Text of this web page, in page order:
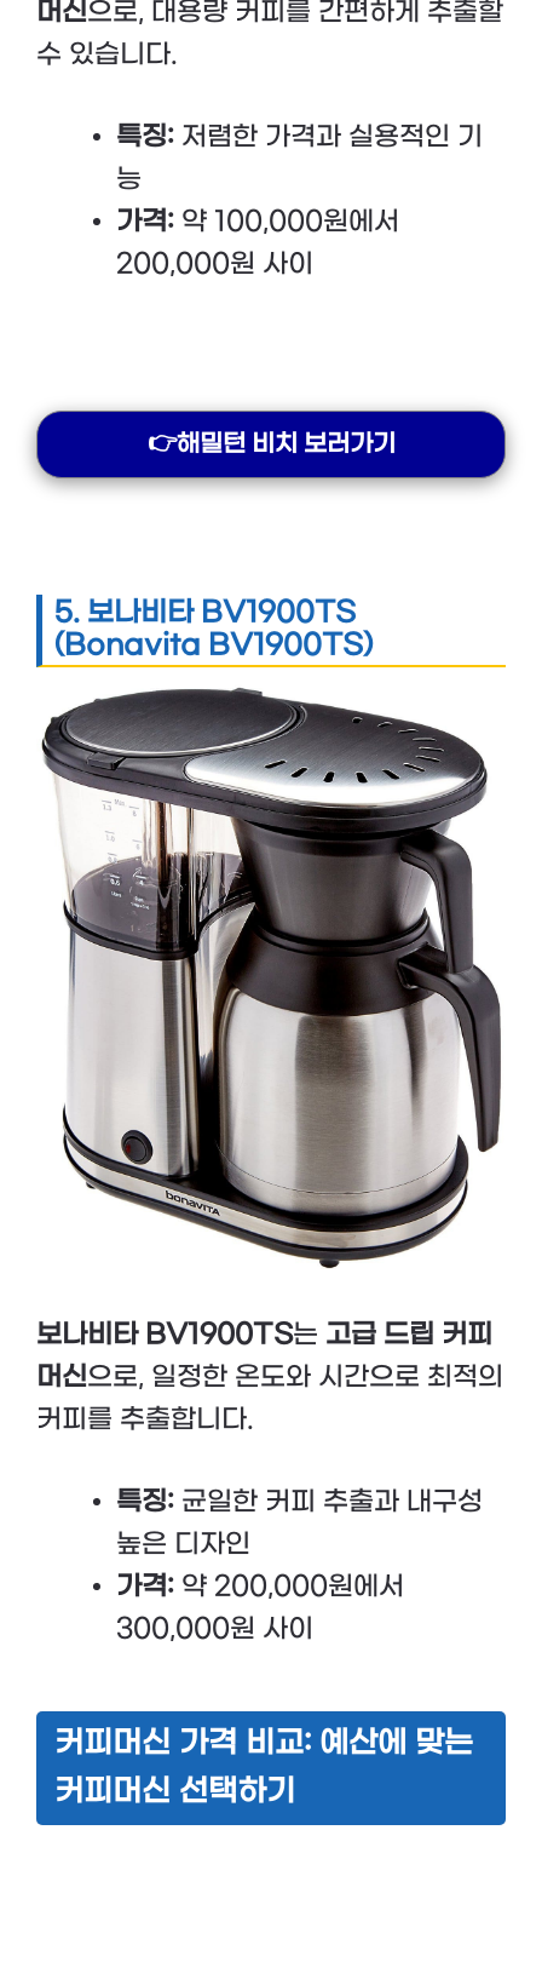
머신으로, 대용량 커피를 간편하게 추출할
수 있습니다.
특징: 저렴한 가격과 실용적인 기
능
가격: 약 100,000원에서
200,000원 사이
👉해밀턴 비치 보러가기
5. 보나비타 BV1900TS
(Bonavita BV1900TS)
보나비타 BV1900TS는 고급 드립 커피
머신으로, 일정한 온도와 시간으로 최적의
커피를 추출합니다.
특징: 균일한 커피 추출과 내구성
높은 디자인
가격: 약 200,000원에서
300,000원 사이
커피머신 가격 비교: 예산에 맞는
커피머신 선택하기